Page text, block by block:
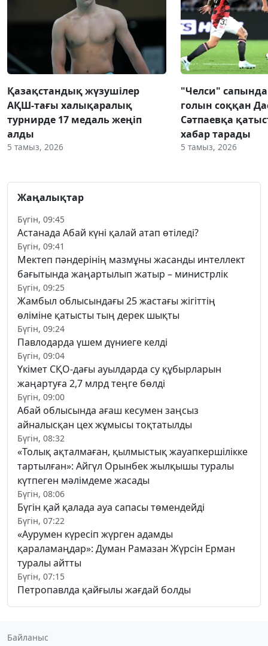
Қазақстандық жүзушілер
АҚШ-тағы халықаралық
турнирде 17 медаль жеңіп
алды
5 тамыз, 2026
"Челси"
голын соққан
Сәтпаевқа
хабар тарады
5 тамыз, 2026
Жаңалықтар
Бүгін, 09:45
Астанада Абай күні қалай атап өтіледі?
Бүгін, 09:41
Мектеп пәндерінің мазмұны жасанды интеллект
бағытында жаңартылып жатыр – министрлік
Бүгін, 09:25
Жамбыл облысындағы 25 жастағы жігіттің
өліміне қатысты тың дерек шықты
Бүгін, 09:24
Павлодарда үшем дүниеге келді
Бүгін, 09:04
Үкімет СҚО-дағы ауылдарда су құбырларын
жаңартуға 2,7 млрд теңге бөлді
Бүгін, 09:00
Абай облысында ағаш кесумен заңсыз
айналысқан цех жұмысы тоқтатылды
Бүгін, 08:32
«Толық ақталмаған, қылмыстық жауапкершілікке
тартылған»: Айгүл Орынбек жылқышы туралы
күтпеген мәлімдеме жасады
Бүгін, 08:06
Бүгін қай қалада ауа сапасы төмендейді
Бүгін, 07:22
«Аурумен күресіп жүрген адамды
қараламаңдар»: Думан Рамазан Жүрсін Ерман
туралы айтты
Бүгін, 07:15
Петропавлда қайғылы жағдай болды
Байланыс